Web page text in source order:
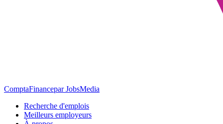
ComptaFinancepar JobsMedia
Recherche d'emplois
Meilleurs employeurs